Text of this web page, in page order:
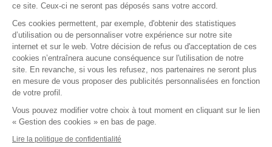
Les avis éclairés
de nos clients
Les bons comptes font les bons avis ! Découvrez les
retours authentiques de nos clients, soigneusement
ce site. Ceux-ci ne seront pas déposés sans votre accord.
Ces cookies permettent, par exemple, d'obtenir des statistiques
d’utilisation ou de personnaliser votre expérience sur notre site
internet et sur le web. Votre décision de refus ou d'acceptation de ces
cookies n’entraînera aucune conséquence sur l'utilisation de notre
site. En revanche, si vous les refusez, nos partenaires ne seront plus
en mesure de vous proposer des publicités personnalisées en fonction
de votre profil.
Vous pouvez modifier votre choix à tout moment en cliquant sur le lien
« Gestion des cookies » en bas de page.
Lire la politique de confidentialité
Axeptio consent